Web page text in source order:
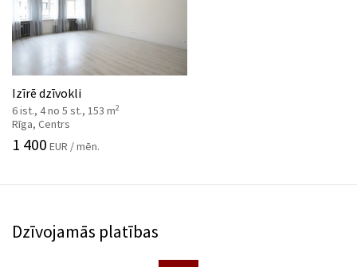
Izīrē dzīvokli
6 ist., 4 no 5 st., 153 m2
Rīga, Centrs
1 400 EUR / mēn.
Dzīvojamās platības